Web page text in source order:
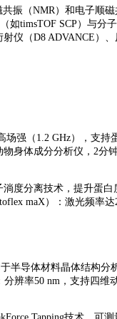
共振（NMR）和电子顺
（如timsTOF SCP）与
射仪（D8 ADVANCE）
场强（1.2 GHz），支持
物身体成分分析仪，2分
淌度分离技术，提升蛋
maX）：激光频率
于半导体材料晶体结构分
分辨率50 nm，支持四维